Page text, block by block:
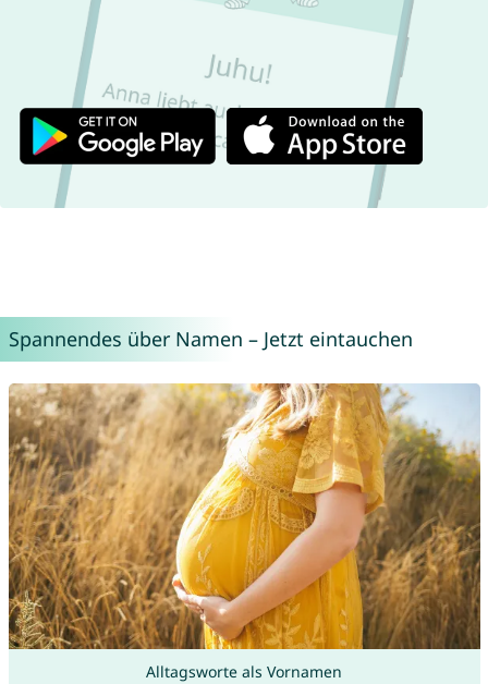
Spannendes über Namen – Jetzt eintauchen
Alltagsworte als Vornamen